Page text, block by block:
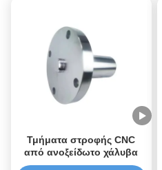
Τμήματα στροφής CNC
από ανοξείδωτο χάλυβα